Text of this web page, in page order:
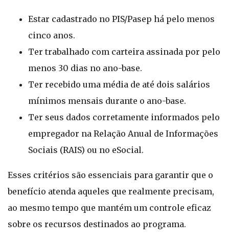
Estar cadastrado no PIS/Pasep há pelo menos
cinco anos.
Ter trabalhado com carteira assinada por pelo
menos 30 dias no ano-base.
Ter recebido uma média de até dois salários
mínimos mensais durante o ano-base.
Ter seus dados corretamente informados pelo
empregador na Relação Anual de Informações
Sociais (RAIS) ou no eSocial.
Esses critérios são essenciais para garantir que o
benefício atenda aqueles que realmente precisam,
ao mesmo tempo que mantém um controle eficaz
sobre os recursos destinados ao programa.